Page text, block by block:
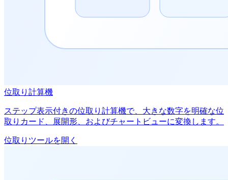
位取り計算機
ステップ表示付きの位取り計算機で、大きな数字を明確な位
取りカード、展開形、およびチャートビューに変換します。
位取りツールを開く